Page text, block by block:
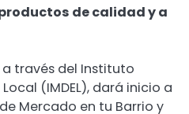
de calidad y a
a través del Instituto
(IMDEL), dará inicio a
Mercado en tu Barrio y